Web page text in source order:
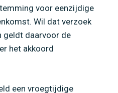
voor eenzijdige
Wil dat verzoek
geldt daarvoor de
het akkoord
een vroegtijdige